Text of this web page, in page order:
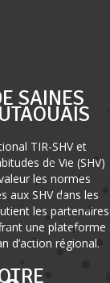
SAINES
TIR-SHV et
de Vie (SHV)
les normes
aux SHV dans les
les partenaires
une plateforme
d’action régional.